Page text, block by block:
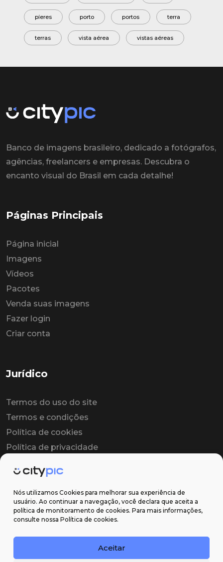
Nós utilizamos Cookies para melhorar sua experiência de
usuário. Ao continuar a navegação, você declara que aceita a
política de monitoramento de cookies. Para mais informações,
consulte nossa Política de cookies.
Aceitar
píeres porto portos terra
terras vista aérea vistas aéreas
Banco de imagens brasileiro, dedicado a fotógrafos,
agências, freelancers e empresas. Descubra o
encanto visual do Brasil em cada detalhe!
Páginas Principais
Página inicial
Imagens
Vídeos
Pacotes
Venda suas imagens
Fazer login
Criar conta
Jurídico
Termos do uso do site
Termos e condições
Política de cookies
Política de privacidade
Contrato de licença
Suporte